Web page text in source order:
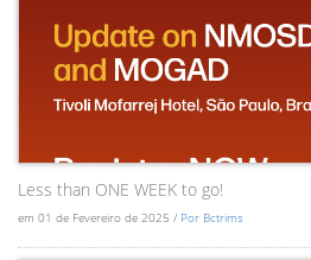
Less than ONE WEEK to go!
em 01 de Fevereiro de 2025 / Por Bctrims